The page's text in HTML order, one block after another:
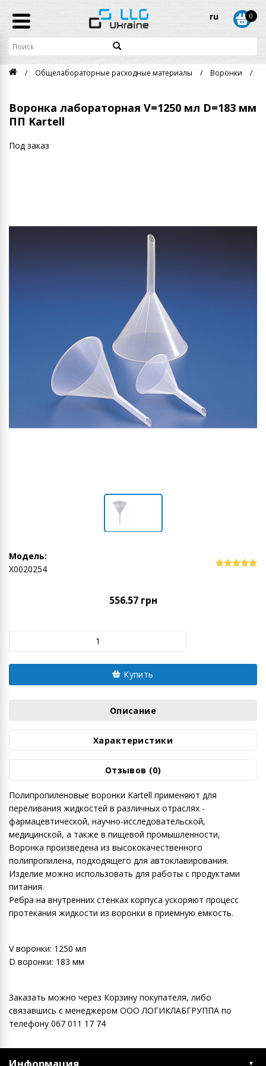
ru 0
Общелабораторные расходные материалы Воронки
Воронка лабораторная V=1250 мл D=183 мм
ПП Kartell
Под заказ
Модель:
Х0020254
556.57 грн
Купить
Описание
Характеристики
Отзывов (0)
Полипропиленовые воронки Kartell применяют для
переливания жидкостей в различных отраслях -
фармацевтической, научно-исследовательской,
медицинской, а также в пищевой промышленности,
Воронка произведена из высококачественного
полипропилена, подходящего для автоклавирования.
Изделие можно использовать для работы с продуктами
питания.
Ребра на внутренних стенках корпуса ускоряют процесс
протекания жидкости из воронки в приемную емкость.
V воронки: 1250 мл
D воронки: 183 мм
Заказать можно через Корзину покупателя, либо
связавшись с менеджером ООО ЛОГИКЛАБГРУППА по
телефону 067 011 17 74